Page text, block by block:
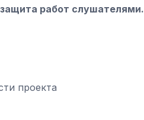
работ слушателями.
проекта